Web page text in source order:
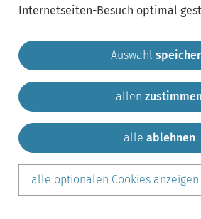
Gemeinde Krailling
Sitemap
teilen auf:
Internetseiten-Besuch optimal
Auswahl
allen
alle ablehnen
alle optionalen Cookies anzeigen